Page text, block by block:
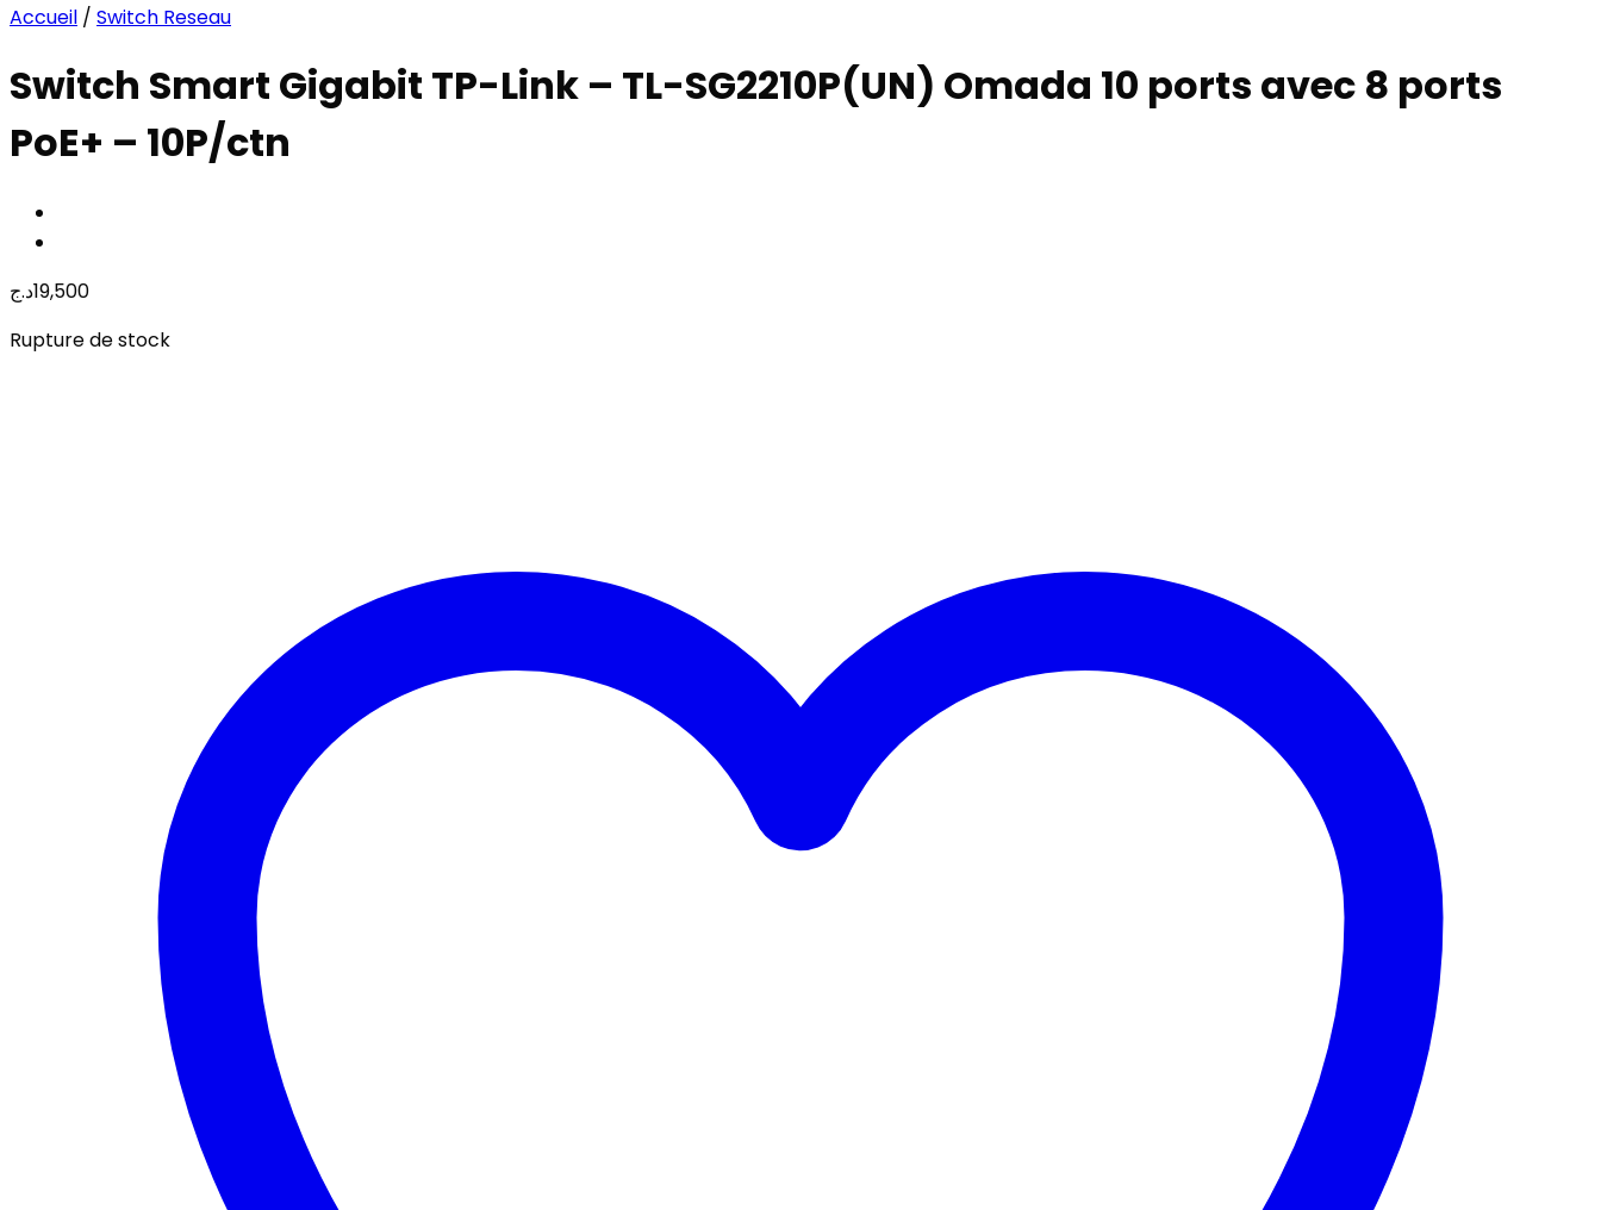
Accueil / Switch Reseau
Switch Smart Gigabit TP-Link – TL-SG2210P(UN) Omada 10 ports avec 8 ports
PoE+ – 10P/ctn
19,500د.ج
Rupture de stock